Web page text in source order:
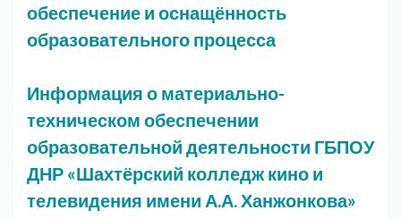
обеспечение и оснащённость
образовательного процесса
Информация о материально-
техническом обеспечении
образовательной деятельности ГБПОУ
ДНР «Шахтёрский колледж кино и
телевидения имени А.А. Ханжонкова»